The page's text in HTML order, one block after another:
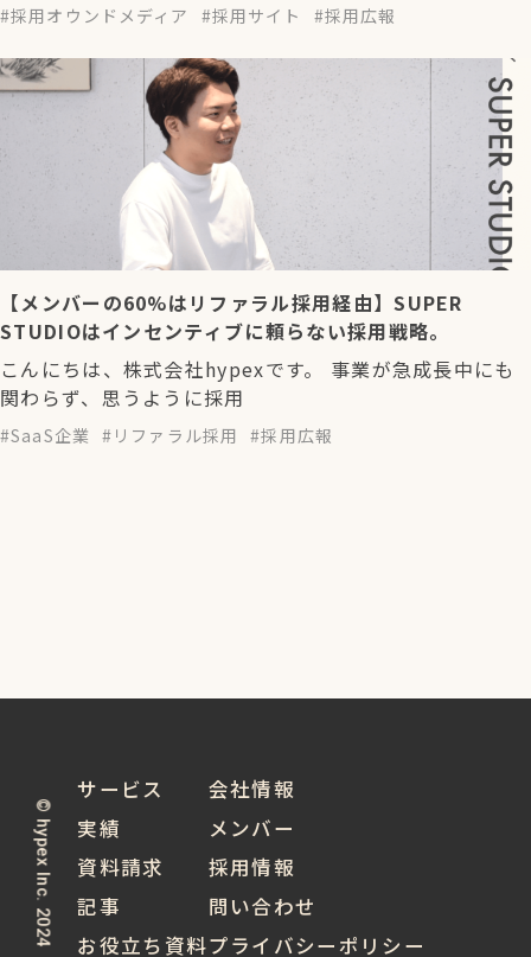
採用オウンドメディア
採用サイト 採用広報
【メンバーの60%はリファラル採用経由】SUPER
STUDIOはインセンティブに頼らない採用戦略。
こんにちは、株式会社hypexです。 事業が急成長中にも
関わらず、思うように採用
SaaS企業 リファラル採用 採用広報
© hypex Inc. 2024
サービス
実績
資料請求
記事
お役立ち資料
会社情報
メンバー
採用情報
問い合わせ
プライバシーポリシー